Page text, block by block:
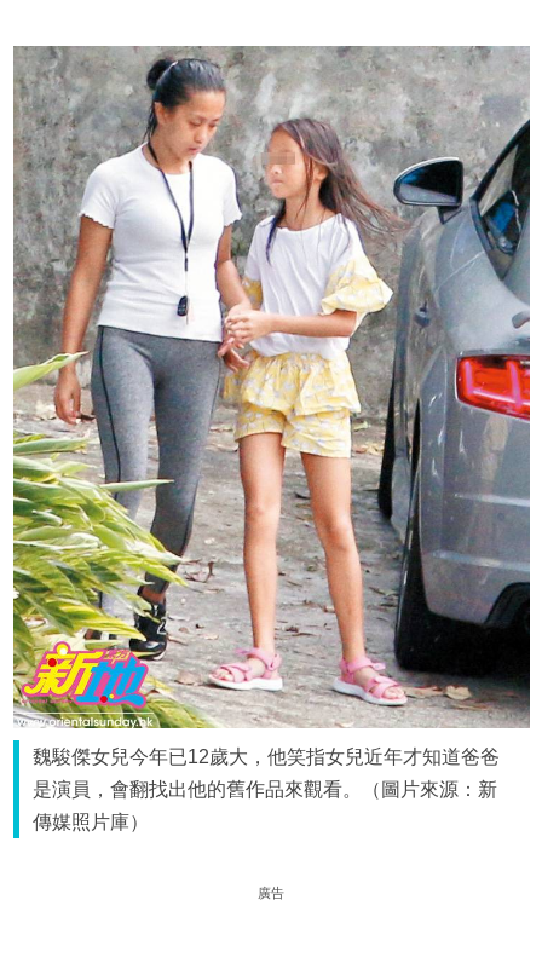
魏駿傑女兒今年已12歲大，他笑指女兒近年才知道爸爸
是演員，會翻找出他的舊作品來觀看。（圖片來源：新
傳媒照片庫）
廣告